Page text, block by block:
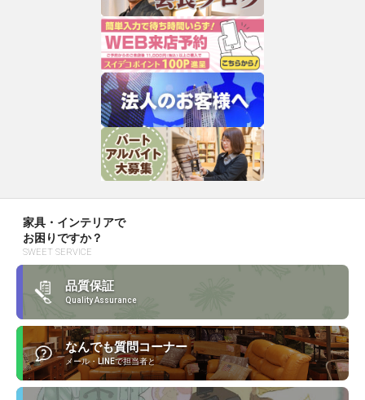
家具・インテリアで
お困りですか？
SWEET SERVICE
品質保証
Quality Assurance
なんでも質問コーナー
メール・LINEで担当者と